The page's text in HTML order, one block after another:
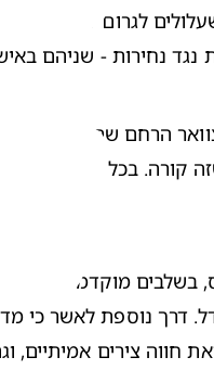
נחירות - שניהם
הרחם שתפקידו
, בשלבים מוקדמים יותר
צירים אמיתיים,